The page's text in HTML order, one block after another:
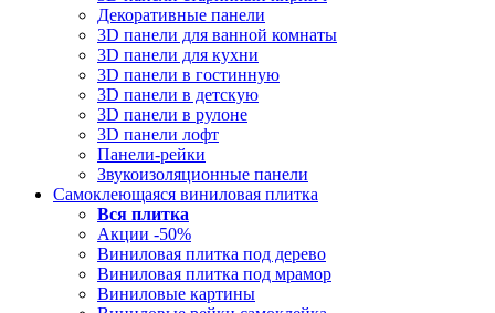
Декоративные панели
3D панели для ванной комнаты
3D панели для кухни
3D панели в гостинную
3D панели в детскую
3D панели в рулоне
3D панели лофт
Панели-рейки
Звукоизоляционные панели
Самоклеющаяся виниловая плитка
Вся плитка
Акции -50%
Виниловая плитка под дерево
Виниловая плитка под мрамор
Виниловые картины